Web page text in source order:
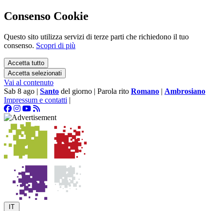
Consenso Cookie
Questo sito utilizza servizi di terze parti che richiedono il tuo
consenso. Scopri di più
Accetta tutto
Accetta selezionati
Vai al contenuto
Sab 8 ago | Santo del giorno | Parola rito Romano | Ambrosiano
Impressum e contatti |
IT